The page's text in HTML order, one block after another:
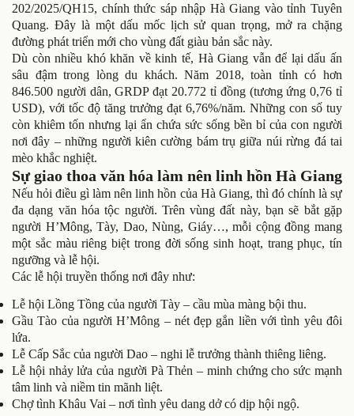
202/2025/QH15, chính thức sáp nhập Hà Giang vào tỉnh Tuyên
Quang. Đây là một dấu mốc lịch sử quan trọng, mở ra chặng
đường phát triển mới cho vùng đất giàu bản sắc này.
Dù còn nhiều khó khăn về kinh tế, Hà Giang vẫn để lại dấu ấn
sâu đậm trong lòng du khách. Năm 2018, toàn tỉnh có hơn
846.500 người dân, GRDP đạt 20.772 tỉ đồng (tương ứng 0,76 tỉ
USD), với tốc độ tăng trưởng đạt 6,76%/năm. Những con số tuy
còn khiêm tốn nhưng lại ẩn chứa sức sống bền bỉ của con người
nơi đây – những người kiên cường bám trụ giữa núi rừng đá tai
mèo khắc nghiệt.
Sự giao thoa văn hóa làm nên linh hồn Hà Giang
Nếu hỏi điều gì làm nên linh hồn của Hà Giang, thì đó chính là sự
đa dạng văn hóa tộc người. Trên vùng đất này, bạn sẽ bắt gặp
người H’Mông, Tày, Dao, Nùng, Giáy…, mỗi cộng đồng mang
một sắc màu riêng biệt trong đời sống sinh hoạt, trang phục, tín
ngưỡng và lễ hội.
Các lễ hội truyền thống nơi đây như:
Lễ hội Lồng Tồng của người Tày – cầu mùa màng bội thu.
Gầu Tào của người H’Mông – nét đẹp gắn liền với tình yêu đôi
lứa.
Lễ Cấp Sắc của người Dao – nghi lễ trưởng thành thiêng liêng.
Lễ hội nhảy lửa của người Pà Thẻn – minh chứng cho sức mạnh
tâm linh và niềm tin mãnh liệt.
Chợ tình Khâu Vai – nơi tình yêu dang dở có dịp hội ngộ.